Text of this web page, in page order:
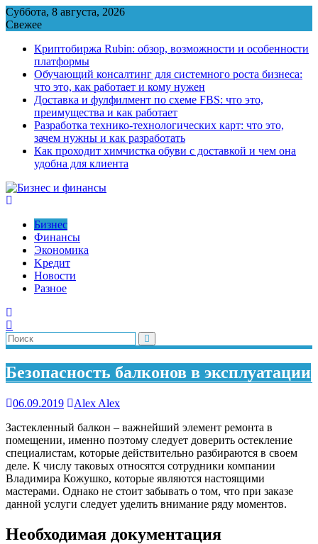
Перейти
к
Суббота, 8 августа, 2026
Свежее
Криптобиржа Rubin: обзор, возможности и особенности
платформы
Обучающий консалтинг для системного роста бизнеса:
что это, как работает и кому нужен
Доставка и фулфилмент по схеме FBS: что это,
преимущества и как работает
Разработка технико-технологических карт: что это,
зачем нужны и как разработать
Как проходит химчистка обуви с доставкой и чем она
удобна для клиента
Бизнес
Финансы
Экономика
Kредит
Новости
Разное
Безопасность балконов в эксплуатации
06.09.2019
Alex Alex
Застекленный балкон – важнейший элемент ремонта в
помещении, именно поэтому следует доверить остекление
специалистам, которые действительно разбираются в своем
деле. К числу таковых относятся сотрудники компании
Владимира Кожушко, которые являются настоящими
мастерами. Однако не стоит забывать о том, что при заказе
данной услуги следует уделить внимание ряду моментов.
Необходимая документация